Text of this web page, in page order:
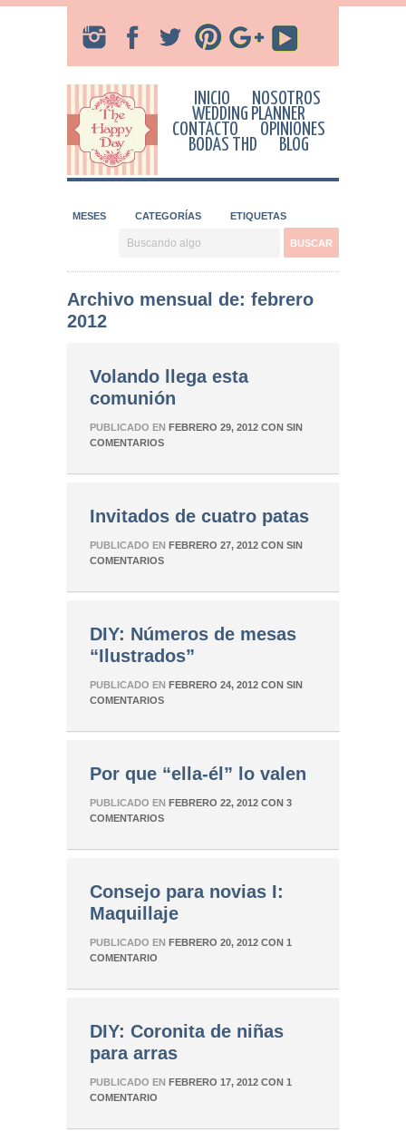
INICIO
NOSOTROS
WEDDING PLANNER
CONTACTO
OPINIONES
BODAS THD
BLOG
MESES CATEGORÍAS ETIQUETAS
Archivo mensual de: febrero
2012
Volando llega esta
comunión
PUBLICADO EN FEBRERO 29, 2012 CON SIN
COMENTARIOS
Invitados de cuatro patas
PUBLICADO EN FEBRERO 27, 2012 CON SIN
COMENTARIOS
DIY: Números de mesas
“Ilustrados”
PUBLICADO EN FEBRERO 24, 2012 CON SIN
COMENTARIOS
Por que “ella-él” lo valen
PUBLICADO EN FEBRERO 22, 2012 CON 3
COMENTARIOS
Consejo para novias I:
Maquillaje
PUBLICADO EN FEBRERO 20, 2012 CON 1
COMENTARIO
DIY: Coronita de niñas
para arras
PUBLICADO EN FEBRERO 17, 2012 CON 1
COMENTARIO